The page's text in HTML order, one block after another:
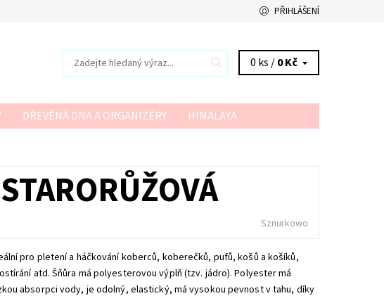
PŘIHLÁŠENÍ
0 ks /0 Kč
DŘEVĚNÁ DNA A ORGANIZÉRY
HIMALAYA
Sznurkowo
pro pletení a háčkování koberců, koberečků, pufů, košů a košíků,
atd.Šňůra má polyesterovou výplň (tzv. jádro). Polyester má
absorpci vody, je odolný, elastický, má vysokou pevnost v tahu, díky